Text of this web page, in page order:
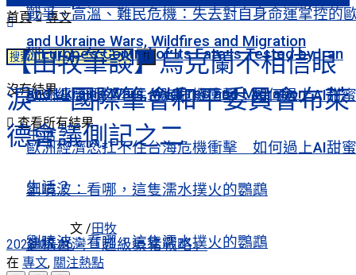
and Ukraine Wars, Wildfires and Migration
歐洲經濟恐扛不住台海危機衝擊 如何過上AI甜蜜
生活？
劉曉波：看哪，這隻濡水撲火的鸚鵡
建構台灣「超級豪豬戰略」
戰爭、高溫、難民危機：失去對自身命運掌控的
洲Europe’s Control of Its Fate Is Tested by Iran
and Ukraine Wars, Wildfires and Migration
歐洲經濟恐扛不住台海危機衝擊 如何過上AI甜蜜
生活？
劉曉波：看哪，這隻濡水撲火的鸚鵡
沒有結果
查看所有結果
首頁 專文
【田牧筆談】烏克蘭不相信眼
淚——國際筆會和平委員會布萊
德會議側記之二
文 /田牧
2022-05-16
在 專文, 關注熱點